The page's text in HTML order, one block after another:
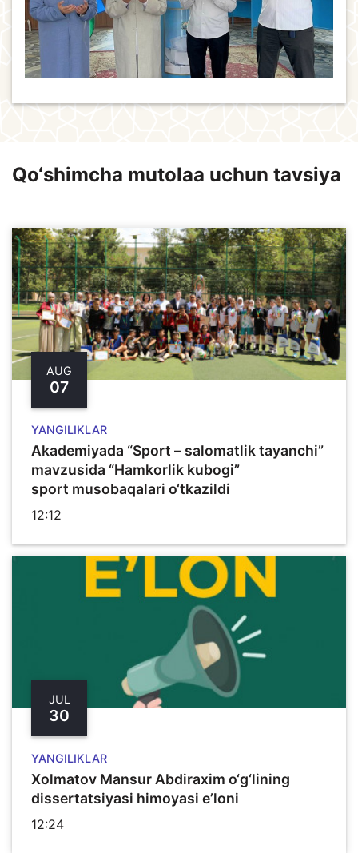
Qo‘shimcha mutolaa uchun tavsiya
AUG
07
YANGILIKLAR
Akademiyada “Sport – salomatlik tayanchi”
mavzusida “Hamkorlik kubogi”
sport musobaqalari o‘tkazildi
12:12
JUL
30
YANGILIKLAR
Xolmatov Mansur Abdiraxim o‘g‘lining
dissertatsiyasi himoyasi e’loni
12:24